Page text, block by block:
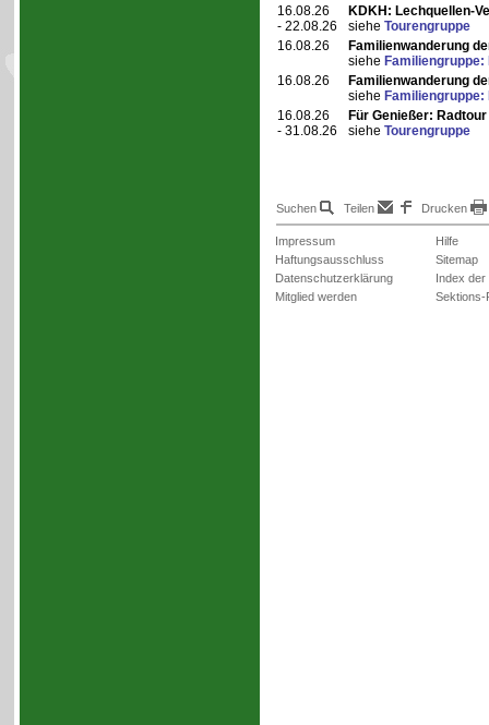
16.08.26
- 22.08.26
KDKH: Lechquellen-
siehe Tourengruppe
16.08.26
Familienwanderung
siehe Familiengruppe:
16.08.26
Familienwanderung
siehe Familiengruppe:
16.08.26
- 31.08.26
Für Genießer:
siehe Tourengruppe
Suchen Teilen Drucken
Impressum
Haftungsausschluss
Datenschutzerklärung
Mitglied werden
Hilfe
Sitemap
Index der
Sektions-